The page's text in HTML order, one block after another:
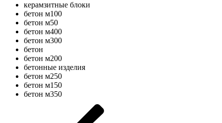
керамзитные блоки
бетон м100
бетон м50
бетон м400
бетон м300
бетон
бетон м200
бетонные изделия
бетон м250
бетон м150
бетон м350